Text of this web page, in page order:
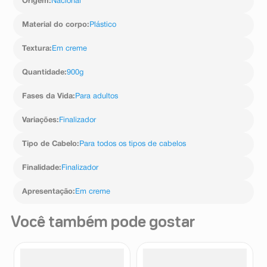
Material do corpo: Plástico
Textura: Em creme
Quantidade:900g
Fases da Vida: Para adultos
Variações: Finalizador
Tipo de Cabelo: Para todos os tipos de cabelos
Finalidade: Finalizador
Apresentação: Em creme
Você também pode gostar